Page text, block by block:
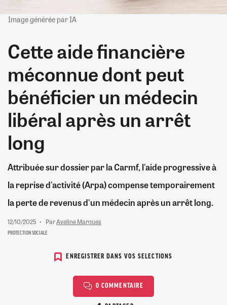
Image générée par IA
Cette aide financière
méconnue dont peut
bénéficier un médecin
libéral après un arrêt
long
Attribuée sur dossier par la Carmf, l'aide progressive à
la reprise d'activité (Arpa) compense temporairement
la perte de revenus d'un médecin après un arrêt long.
12/10/2025 ParAveline Marques
PROTECTION SOCIALE
ENREGISTRER DANS VOS SELECTIONS
0 COMMENTAIRE